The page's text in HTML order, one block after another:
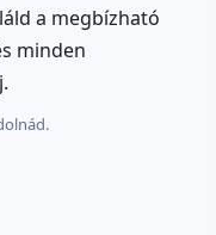
a megbízható
minden